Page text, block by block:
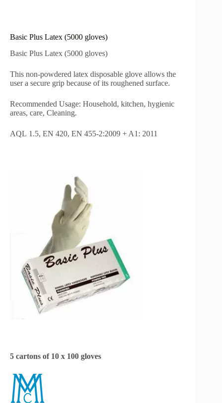
Basic Plus Latex (5000 gloves)
Basic Plus Latex (5000 gloves)
This non-powdered latex disposable glove allows the
user a secure grip because ofits roughened surface.
Recommended Usage: Household, kitchen, hygienic
areas, care, Cleaning.
AQL 1.5, EN 420, EN 455-2:2009 + A1 : 2011
5 cartons of 10 x 100 gloves